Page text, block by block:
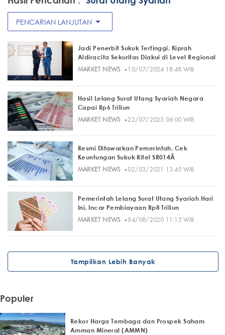
PENCARIAN LANJUTAN arrow_drop_down
Jadi Penerbit Sukuk Tertinggi, Kiprah
Aldiracita Sekuritas Diakui di Level Regional
MARKET NEWS· 10/07/2024 18:48 WIB
Hasil Lelang Surat Utang Syariah Negara
Capai Rp6 Triliun
MARKET NEWS· 22/07/2023 06:00 WIB
Resmi Ditawarkan Pemerintah, Cek
Keuntungan Sukuk Ritel SR014Â
MARKET NEWS· 02/03/2021 13:45 WIB
Pemerintah Lelang Surat Utang Syariah Hari
Ini, Incar Pembiayaan Rp8 Triliun
MARKET NEWS· 04/08/2020 11:15 WIB
Tampilkan Lebih Banyak
Populer
Rekor Harga Tembaga dan Prospek Saham
Amman Mineral (AMMN)